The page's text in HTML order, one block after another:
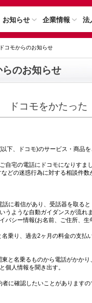
お知らせ 企業情報 法
コモからのお知らせ
らのお知らせ
ドコモをかたっ
下、ドコモ)のサービス・商品
自宅の電話にドコモになりすま
などの迷惑行為に対する相談件
話に着信があり、受話器を取る
うような自動ガイダンスが流
バシー情報(お名前、ご住所、
名乗り、過去2ヶ月の料金の支払
東と名乗るものから電話がかか
個人情報を聞き出す。
者に確認したいことがあります